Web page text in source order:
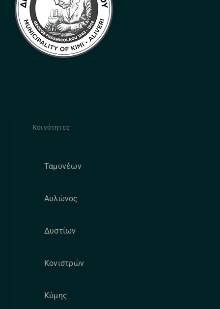
Κοινότητες
Ταμυνέων
Αυλώνος
Δυστίων
Κονιστρών
Κύμης